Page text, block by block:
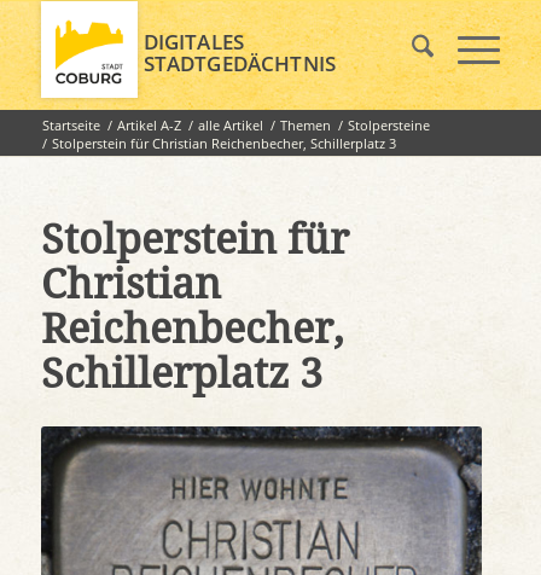
DIGITALES
STADTGEDÄCHTNIS
Startseite / Artikel A-Z / alle Artikel / Themen / Stolpersteine
/ Stolperstein für Christian Reichenbecher, Schillerplatz 3
Stolperstein für
Christian
Reichenbecher,
Schillerplatz 3